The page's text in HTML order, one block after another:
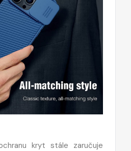
kryt stále zaručuje